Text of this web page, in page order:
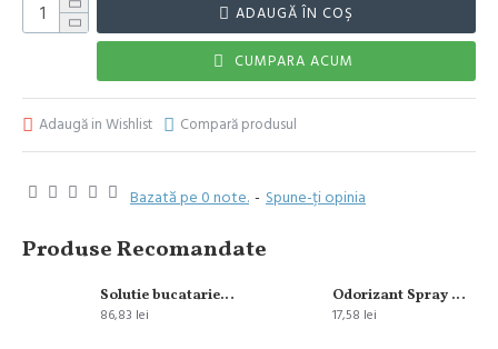
Bazată pe 0 note. - Spune-ţi opinia
ADAUGĂ ÎN COŞ
CUMPARA ACUM
Adaugă in Wishlist Compară produsul
Produse Recomandate
Solutie bucatarie Royal Hygiene 5L
86,83 lei
Odorizant Spray Glade Aerosol Apple&Cinnamon 300 ml
17,58 lei